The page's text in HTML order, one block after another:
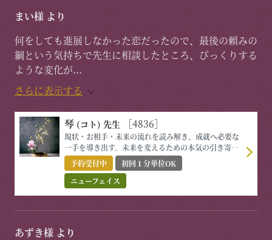
まい様 より
何をしても進展しなかった恋だったので、最後の頼みの
綱という気持ちで先生に相談したところ、びっくりする
ような変化が...
さらに表示する
琴 (コト) 先生 ［4836］
現状・お相手・未来の流れを読み解き、成就へ必要な
一手を導き出す。未来を変えるための本気の引き寄せ
鑑定。
予約受付中
初回１分単位OK
ニューフェイス
あずき様 より